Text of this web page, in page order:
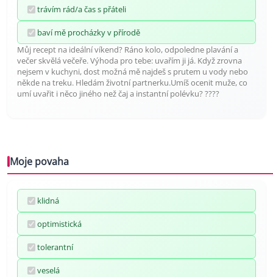
trávím rád/a čas s přáteli
baví mě procházky v přírodě
Můj recept na ideální víkend? Ráno kolo, odpoledne plavání a
večer skvělá večeře. Výhoda pro tebe: uvařím ji já. Když zrovna
nejsem v kuchyni, dost možná mě najdeš s prutem u vody nebo
někde na treku. Hledám životní partnerku.Umíš ocenit muže, co
umí uvařit i něco jiného než čaj a instantní polévku? ????
Moje povaha
klidná
optimistická
tolerantní
veselá